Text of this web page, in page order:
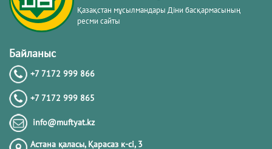
Қазақстан мұсылмандары Діни басқармасының
ресми сайты
Байланыс
+7 7172 999 866
+7 7172 999 865
info@muftyat.kz
Астана қаласы, Қарасаз к-сi, 3